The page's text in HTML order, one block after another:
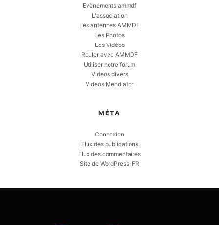
Evènements ammdf
L'association
Les antennes AMMDF
Les Photos
Les Vidéos
Rouler avec AMMDF
Utiliser notre forum
Videos divers
Videos Mehdiator
MÉTA
Connexion
Flux des publications
Flux des commentaires
Site de WordPress-FR